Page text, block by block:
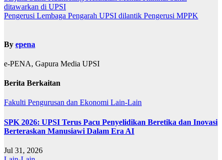
Navigasi
kiriman
ditawarkan di UPSI
Pengerusi Lembaga Pengarah UPSI dilantik Pengerusi MPPK
By epena
e-PENA, Gapura Media UPSI
Berita Berkaitan
Fakulti Pengurusan dan Ekonomi Lain-Lain
SPK 2026: UPSI Terus Pacu Penyelidikan Beretika dan Inovasi
Berteraskan Manusiawi Dalam Era AI
Jul 31, 2026